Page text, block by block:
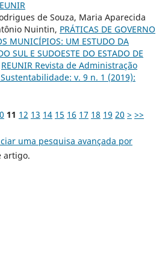
de Souza, Maria Aparecida
Nuintin, PRÁTICAS DE GOVERNO
MUNICÍPIOS: UM ESTUDO DA
SUL E SUDOESTE DO ESTADO DE
REUNIR Revista de Administração
v. 9 n. 1 (2019):
11 12 13 14 15 16 17 18 19 20 > >>
uma pesquisa avançada por
artigo.